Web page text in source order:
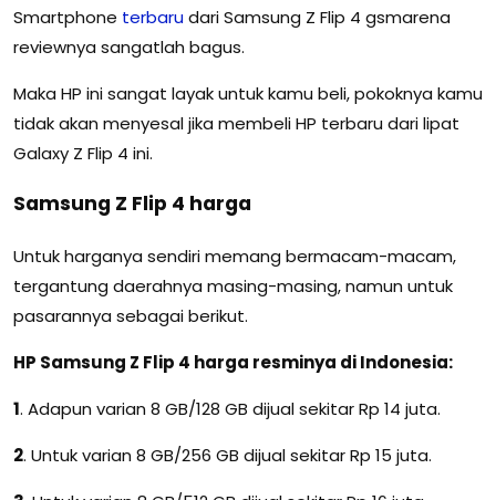
Smartphone terbarudari Samsung Z Flip 4 gsmarena
reviewnya sangatlah bagus.
Maka HP ini sangat layak untuk kamu beli, pokoknya kamu
tidak akan menyesal jika membeli HP terbaru dari lipat
Galaxy Z Flip 4 ini.
Samsung Z Flip 4 harga
Untuk harganya sendiri memang bermacam-macam,
tergantung daerahnya masing-masing, namun untuk
pasarannya sebagai berikut.
HP Samsung Z Flip 4 harga resminya di Indonesia:
1. Adapun varian 8 GB/128 GB dijual sekitar Rp 14 juta.
2. Untuk varian 8 GB/256 GB dijual sekitar Rp 15 juta.